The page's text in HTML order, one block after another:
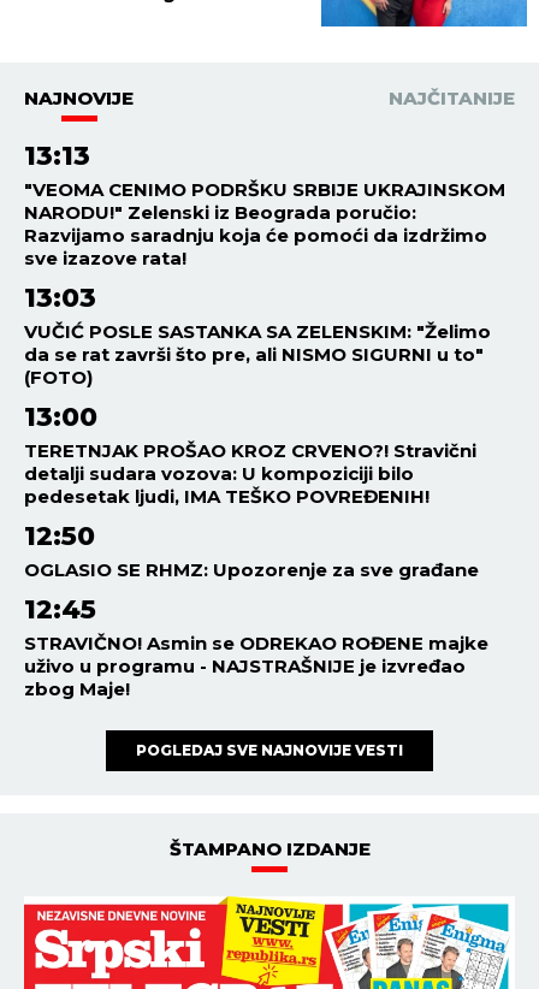
NAJNOVIJE NAJČITANIJE
13:13
"VEOMA CENIMO PODRŠKU SRBIJE UKRAJINSKOM
NARODU!" Zelenski iz Beograda poručio:
Razvijamo saradnju koja će pomoći da izdržimo
sve izazove rata!
13:03
VUČIĆ POSLE SASTANKA SA ZELENSKIM: "Želimo
da se rat završi što pre, ali NISMO SIGURNI u to"
(FOTO)
13:00
TERETNJAK PROŠAO KROZ CRVENO?! Stravični
detalji sudara vozova: U kompoziciji bilo
pedesetak ljudi, IMA TEŠKO POVREĐENIH!
12:50
OGLASIO SE RHMZ: Upozorenje za sve građane
12:45
STRAVIČNO! Asmin se ODREKAO ROĐENE majke
uživo u programu - NAJSTRAŠNIJE je izvređao
zbog Maje!
POGLEDAJ SVE NAJNOVIJE VESTI
ŠTAMPANO IZDANJE